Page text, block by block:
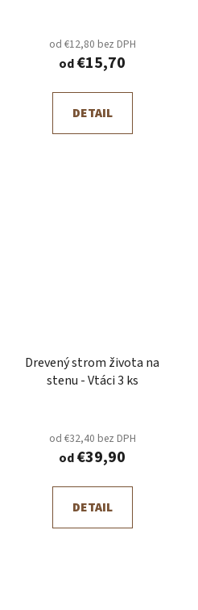
od €12,80 bez DPH
od€15,70
DETAIL
Drevený strom života na
stenu - Vtáci 3 ks
od €32,40 bez DPH
od€39,90
DETAIL